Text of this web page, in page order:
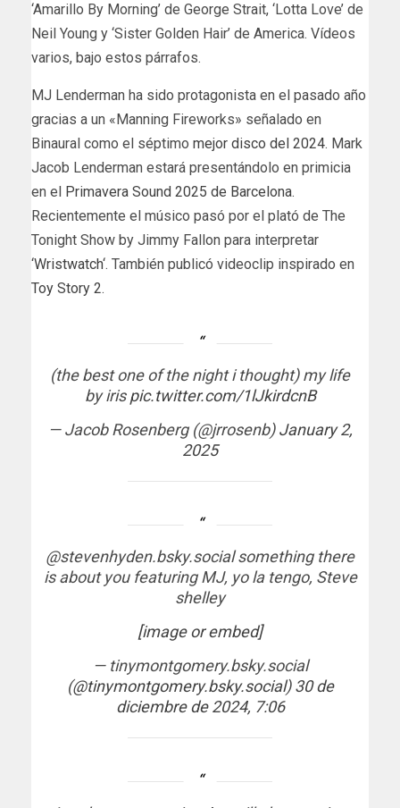
‘Amarillo By Morning’ de George Strait, ‘Lotta Love’ de
Neil Young y ‘Sister Golden Hair’ de America. Vídeos
varios, bajo estos párrafos.
MJ Lenderman ha sido protagonista en el pasado año
gracias a un «Manning Fireworks» señalado en
Binaural como el séptimo mejor disco del 2024. Mark
Jacob Lenderman estará presentándolo en primicia
en el
Primavera Sound 2025 de Barcelona.
Recientemente el músico pasó por el plató de The
Tonight Show by Jimmy Fallon para interpretar
‘Wristwatch‘. También publicó videoclip inspirado en
Toy Story 2.
(the best one of the night i thought) my life
by irispic.twitter.com/1lJkirdcnB
— Jacob Rosenberg (@jrrosenb)January 2,
2025
@stevenhyden.bsky.social something there
is about you featuring MJ, yo la tengo, Steve
shelley
[image or embed]
— tinymontgomery.bsky.social
(@tinymontgomery.bsky.social)30 de
diciembre de 2024, 7:06